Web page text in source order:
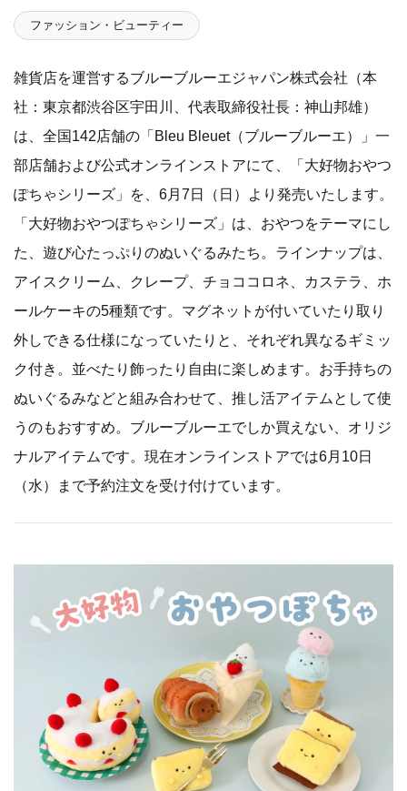
ファッション・ビューティー
雑貨店を運営するブルーブルーエジャパン株式会社（本
社：東京都渋谷区宇田川、代表取締役社長：神山邦雄）
は、全国142店舗の「Bleu Bleuet（ブルーブルーエ）」一
部店舗および公式オンラインストアにて、「大好物おやつ
ぽちゃシリーズ」を、6月7日（日）より発売いたします。
「大好物おやつぽちゃシリーズ」は、おやつをテーマにし
た、遊び心たっぷりのぬいぐるみたち。ラインナップは、
アイスクリーム、クレープ、チョココロネ、カステラ、ホ
ールケーキの5種類です。マグネットが付いていたり取り
外しできる仕様になっていたりと、それぞれ異なるギミッ
ク付き。並べたり飾ったり自由に楽しめます。お手持ちの
ぬいぐるみなどと組み合わせて、推し活アイテムとして使
うのもおすすめ。ブルーブルーエでしか買えない、オリジ
ナルアイテムです。現在オンラインストアでは6月10日
（水）まで予約注文を受け付けています。